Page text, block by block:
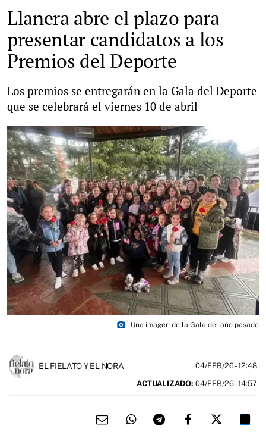
Llanera abre el plazo para
presentar candidatos a los
Premios del Deporte
Los premios se entregarán en la Gala del Deporte
que se celebrará el viernes 10 de abril
photo_camera Una imagen de la Gala del año pasado
EL FIELATO Y EL NORA 04/FEB/26- 12:48
ACTUALIZADO: 04/FEB/26 - 14:57